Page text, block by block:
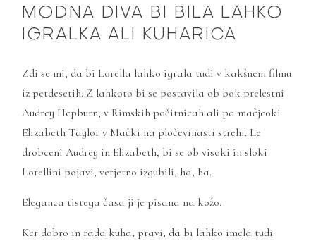
MODNA DIVA BI BILA LAHKO
IGRALKA ALI KUHARICA
Zdi se mi, da bi Lorella lahko igrala tudi v kakšnem filmu
iz petdesetih. Z lahkoto bi se postavila ob bok prelestni
Audrey Hepburn, v Rimskih počitnicah ali pa mačjeoki
Elizabeth Taylor v Mački na pločevinasti strehi. Le
drobceni Audrey in Elizabeth, bi se ob visoki in sloki
Lorellini pojavi, verjetno izgubili, ha, ha.
Eleganca tistega časa ji je pisana na kožo.
Ker dobro in rada kuha, pravi, da bi lahko imela tudi